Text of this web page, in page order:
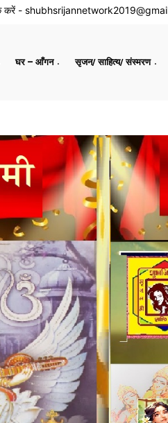
करें -
घर – आँगन सृजन/ साहित्य/ संस्मरण